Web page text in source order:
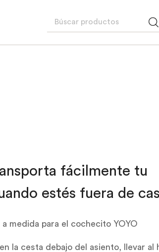
fácilmente tu
estés fuera de
a medida para el cochecito YOYO
la cesta debajo del asiento, llevar al